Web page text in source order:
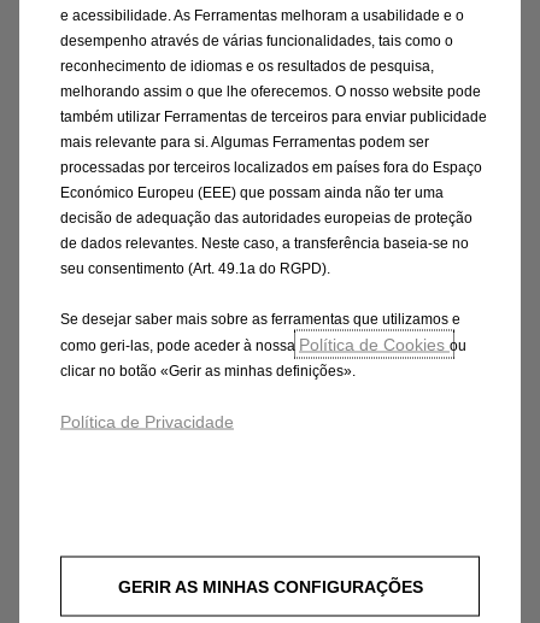
O Corsa-e Rally possui o mesmo tipo de bateria
do automóvel de série. Com 50 kWh de
capacidade, este acumulador permite obter
autonomia de 337 km de acordo com a norma
WLTP. Com o objetivo de otimizar a autonomia
em prova, a gestão eletrónica do sistema de
motorização permite optar entre três modos
de funcionamento diferentes. No ‘Modo
Competição’, o sistema debita a máxima
potência e o máximo binário. Uma vez que os
automóveis elétricos entregam binário máximo
instantâneo, o ‘Modo Chuva’ modela a curva de
escorregadios. Nas ligações entre provas
e acessibilidade. As Ferramentas melhoram a usabilidade e o
desempenho através de várias funcionalidades, tais como o
reconhecimento de idiomas e os resultados de pesquisa,
melhorando assim o que lhe oferecemos. O nosso website pode
também utilizar Ferramentas de terceiros para enviar publicidade
mais relevante para si. Algumas Ferramentas podem ser
processadas por terceiros localizados em países fora do Espaço
Económico Europeu (EEE) que possam ainda não ter uma
decisão de adequação das autoridades europeias de proteção
de dados relevantes. Neste caso, a transferência baseia-se no
seu consentimento (Art. 49.1a do RGPD).
Se desejar saber mais sobre as ferramentas que utilizamos e
como geri-las, pode aceder à nossa Política de Cookies ou
clicar no botão «Gerir as minhas definições».
Política de Privacidade
GERIR AS MINHAS CONFIGURAÇÕES